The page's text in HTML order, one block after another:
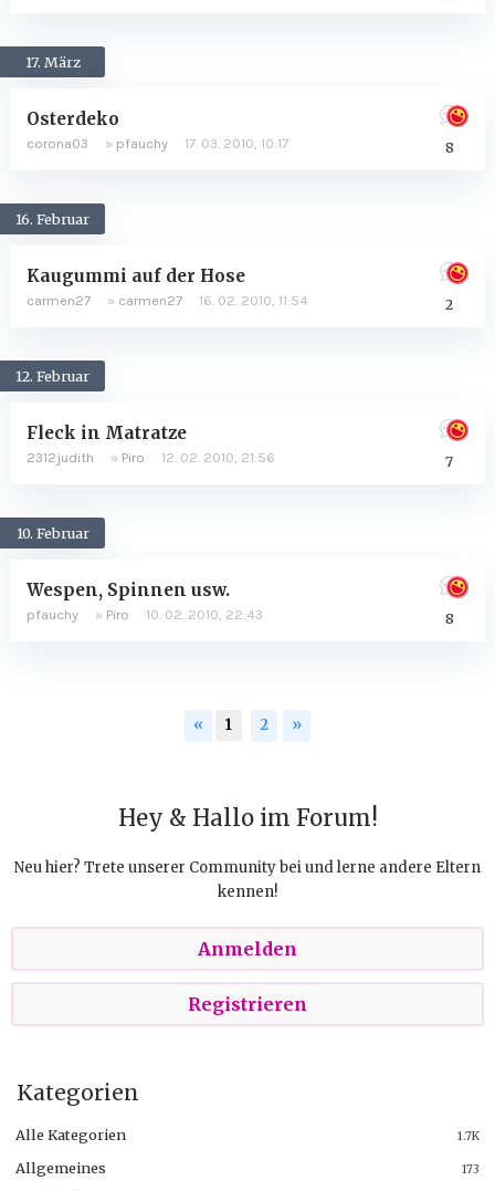
Hey & Hallo im Forum!
Neu hier? Trete unserer Community bei und lerne andere Eltern
kennen!
Anmelden
Registrieren
Kategorien
1.7K
Alle Kategorien
173
Allgemeines
17. März
8
Osterdeko
corona03 » pfauchy 17. 03. 2010, 10:17
16. Februar
2
Kaugummi auf der Hose
carmen27 » carmen27 16. 02. 2010, 11:54
12. Februar
7
Fleck in Matratze
2312judith » Piro 12. 02. 2010, 21:56
10. Februar
8
Wespen, Spinnen usw.
pfauchy » Piro 10. 02. 2010, 22:43
« 1 2 »